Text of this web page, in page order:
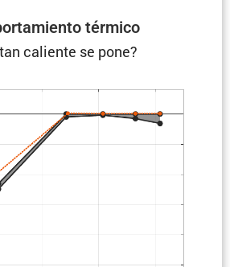
térmico
caliente se pone?